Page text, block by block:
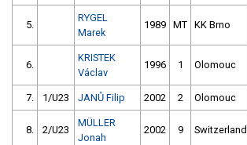
5.
RYGEL
Marek
1989 MT KK Brno
6.
KRISTEK
Václav
1996 1 Olomouc
7. 1/U23 JANŮ Filip 2002 2 Olomouc
8. 2/U23
MÜLLER
Jonah
2002 9 Switzerland